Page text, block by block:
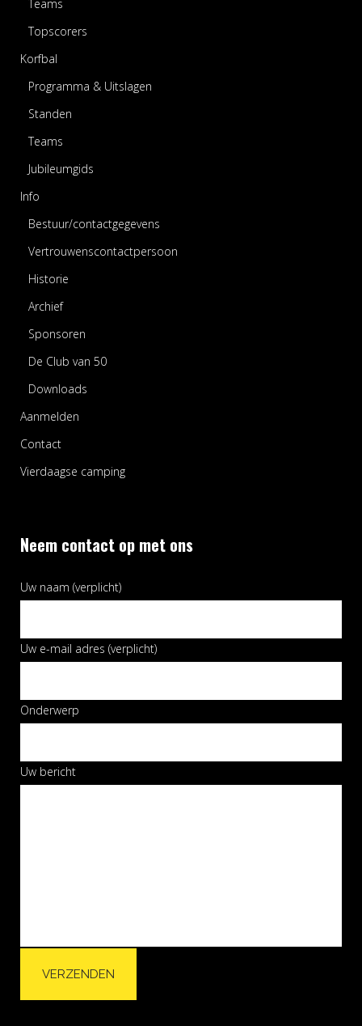
Teams
Topscorers
Korfbal
Programma & Uitslagen
Standen
Teams
Jubileumgids
Info
Bestuur/contactgegevens
Vertrouwenscontactpersoon
Historie
Archief
Sponsoren
De Club van 50
Downloads
Aanmelden
Contact
Vierdaagse camping
Neem contact op met ons
Uw naam (verplicht)
Uw e-mail adres (verplicht)
Onderwerp
Uw bericht